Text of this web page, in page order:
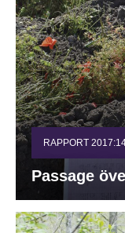
RAPPORT
Passage